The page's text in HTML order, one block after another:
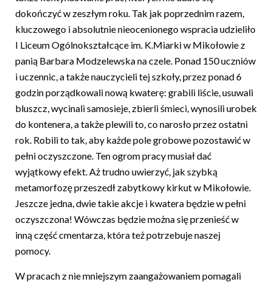
dokończyć w zeszłym roku. Tak jak poprzednim razem,
kluczowego i absolutnie nieocenionego wspracia udzieliło
I Liceum Ogólnokształcące im. K.Miarki w Mikołowie z
panią Barbara Modzelewska na czele. Ponad 150 uczniów
i uczennic, a także nauczycieli tej szkoły, przez ponad 6
godzin porządkowali nową kwaterę: grabili liście, usuwali
bluszcz, wycinali samosieje, zbierli śmieci, wynosili urobek
do kontenera, a także plewili to, co narosło przez ostatni
rok. Robili to tak, aby każde pole grobowe pozostawić w
pełni oczyszczone. Ten ogrom pracy musiał dać
wyjątkowy efekt. Aż trudno uwierzyć, jak szybką
metamorfozę przeszedł zabytkowy kirkut w Mikołowie.
Jeszcze jedna, dwie takie akcje i kwatera będzie w pełni
oczyszczona! Wówczas będzie można się przenieść w
inną część cmentarza, która też potrzebuje naszej
pomocy.
W pracach z nie mniejszym zaangażowaniem pomagali